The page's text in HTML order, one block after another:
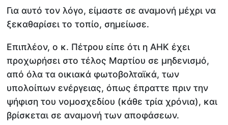
Για αυτό τον λόγο, είμαστε σε αναμονή μέχρι να
ξεκαθαρίσει το τοπίο, σημείωσε.
Επιπλέον, ο κ. Πέτρου είπε ότι η ΑΗΚ έχει
προχωρήσει στο τέλος Μαρτίου σε μηδενισμό,
από όλα τα οικιακά φωτοβολταϊκά, των
υπολοίπων ενέργειας, όπως έπραττε πριν την
ψήφιση του νομοσχεδίου (κάθε τρία χρόνια), και
βρίσκεται σε αναμονή των αποφάσεων.